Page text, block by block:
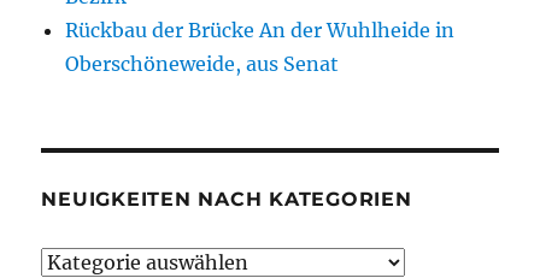
Rückbau der Brücke An der Wuhlheide in
Oberschöneweide, aus Senat
NEUIGKEITEN NACH KATEGORIEN
Neuigkeiten